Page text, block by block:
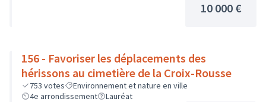
10 000 €
156 - Favoriser les déplacements des
hérissons au cimetière de la Croix-Rousse
753 votes
Environnement et nature en ville
4e arrondissement
Lauréat